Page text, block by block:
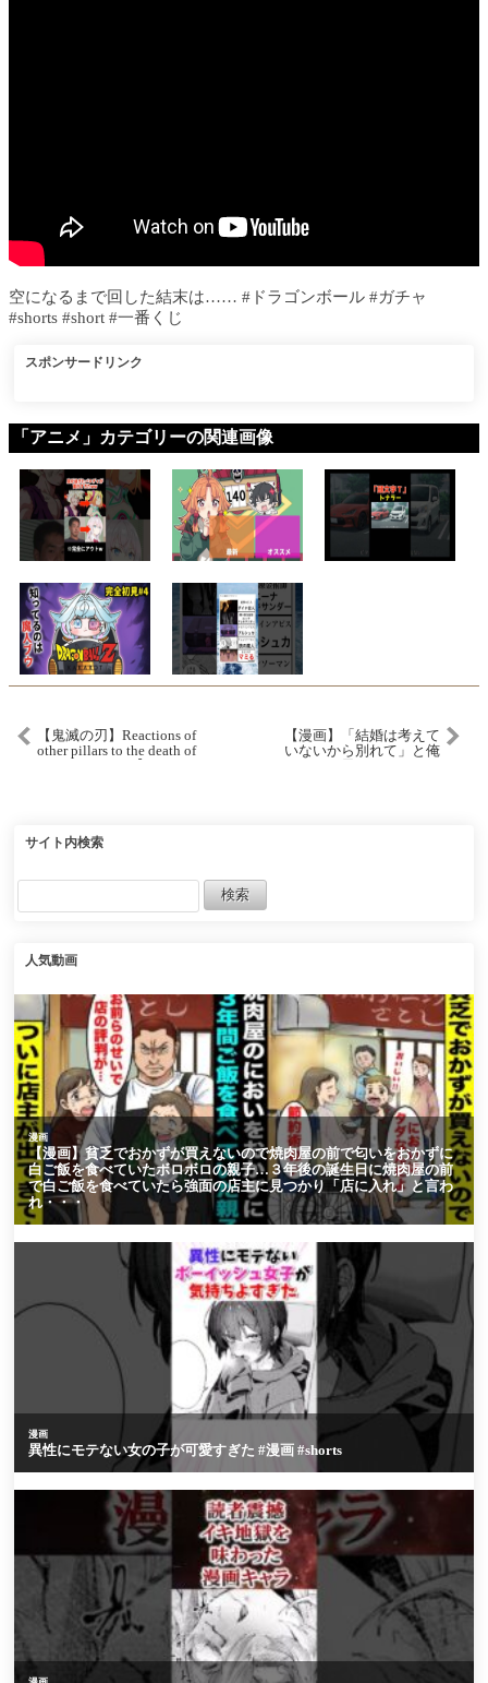
空になるまで回した結末は…… #ドラゴンボール #ガチャ
#shorts #short #一番くじ
スポンサードリンク
「アニメ」カテゴリーの関連画像
【鬼滅の刃】Reactions of
other pillars to the death of
【漫画】「結婚は考えて
いないから別れて」と俺
サイト内検索
人気動画